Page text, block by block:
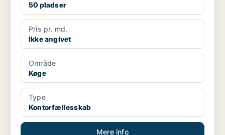
50 pladser
Pris pr. md.
Ikke angivet
Område
Køge
Type
Kontorfællesskab
Mere info